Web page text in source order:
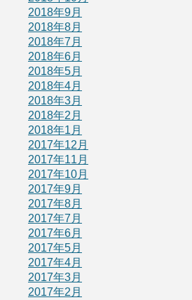
2018年9月
2018年8月
2018年7月
2018年6月
2018年5月
2018年4月
2018年3月
2018年2月
2018年1月
2017年12月
2017年11月
2017年10月
2017年9月
2017年8月
2017年7月
2017年6月
2017年5月
2017年4月
2017年3月
2017年2月